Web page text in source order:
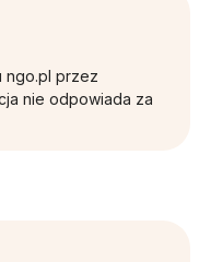
ngo.pl przez
nie odpowiada za